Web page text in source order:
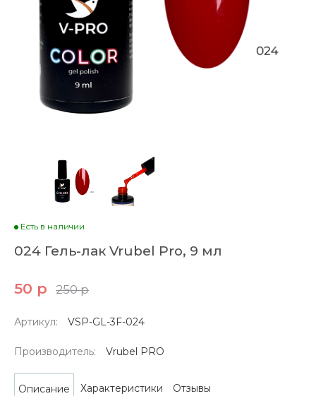
Есть в наличии
024 Гель-лак Vrubel Pro, 9 мл
50 р 250 р
Артикул: VSP-GL-3F-024
Производитель: Vrubel PRO
Описание Характеристики Отзывы